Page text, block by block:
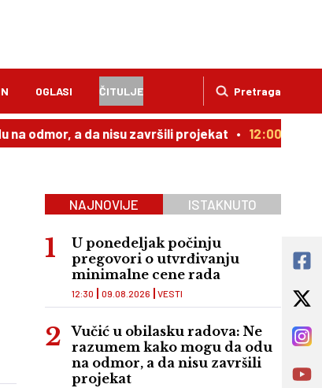
Pretraga
OGLASI ČITULJE
a da nisu završili projekat 12:00 Galerija
NAJNOVIJE ISTAKNUTO
U ponedeljak počinju
pregovori o utvrđivanju
minimalne cene rada
VESTI
12:30 09.08.2026
Vučić u obilasku radova: Ne
razumem kako mogu da odu
na odmor, a da nisu završili
projekat